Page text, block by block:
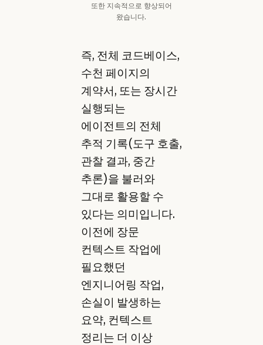
또한 지속적으로 향상되어
왔습니다.
즉, 전체 코드베이스,
수천 페이지의
계약서, 또는 장시간
실행되는
에이전트의 전체
추적 기록(도구 호출,
관찰 결과, 중간
추론)을 불러와
그대로 활용할 수
있다는 의미입니다.
이전에 장문
컨텍스트 작업에
필요했던
엔지니어링 작업,
손실이 발생하는
요약, 컨텍스트
정리는 더 이상